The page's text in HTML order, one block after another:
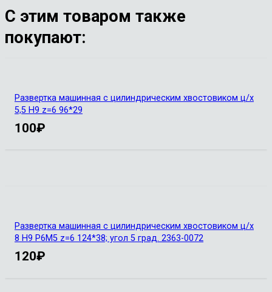
С этим товаром также
покупают:
Развертка машинная с цилиндрическим хвостовиком ц/х
5,5 Н9 z=6 96*29
100₽
Развертка машинная с цилиндрическим хвостовиком ц/х
8 Н9 Р6М5 z=6 124*38; угол 5 град. 2363-0072
120₽